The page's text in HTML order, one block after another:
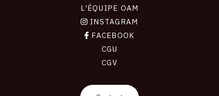
L'ÉQUIPE OAM
INSTAGRAM
FACEBOOK
CGU
CGV